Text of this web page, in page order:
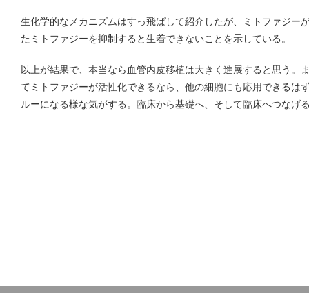
生化学的なメカニズムはすっ飛ばして紹介したが、ミトファジー
たミトファジーを抑制すると生着できないことを示している。
以上が結果で、本当なら血管内皮移植は大きく進展すると思う。
てミトファジーが活性化できるなら、他の細胞にも応用できるは
ルーになる様な気がする。臨床から基礎へ、そして臨床へつなげ